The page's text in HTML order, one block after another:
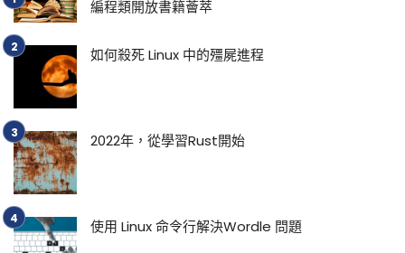
編程類開放書籍薈萃
如何殺死 Linux 中的殭屍進程
2022年，從學習Rust開始
使用 Linux 命令行解決Wordle 問題